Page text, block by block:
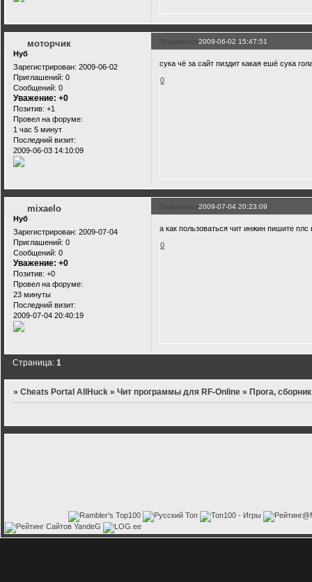
Поделиться2009-06-02 15:47:51
моторчик
Нуб
Зарегистрирован: 2009-06-02
Приглашений: 0
Сообщений: 0
Уважение: +0
Позитив: +1
Провел на форуме:
1 час 5 минут
Последний визит:
2009-06-03 14:10:09
сука чё за сайт пиздит какая ешё сука
0
Поделиться2009-07-04 20:23:09
mixaelo
Нуб
Зарегистрирован: 2009-07-04
Приглашений: 0
Сообщений: 0
Уважение: +0
Позитив: +0
Провел на форуме:
23 минуты
Последний визит:
2009-07-04 20:40:19
а как пользоваться чит инжин пишите
0
Страница:1
»Cheats Portal AllHuck »Чит программы для RF-Online »Прога,